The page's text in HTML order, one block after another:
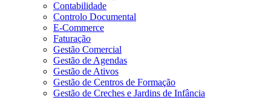
Contabilidade
Controlo Documental
E-Commerce
Faturação
Gestão Comercial
Gestão de Agendas
Gestão de Ativos
Gestão de Centros de Formação
Gestão de Creches e Jardins de Infância